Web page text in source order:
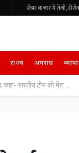
शेयर बाजार में तेजी,
राज्य अपराध
भ्रामक बयानों पर बोले सूर्यकुमार यादव, कहा- भारतीय टीम को मेरा पूरा समर्थन